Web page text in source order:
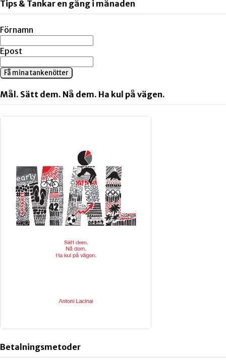
Tips & Tankar en gång i månaden
Förnamn
Epost
Få mina tankenötter
Mål. Sätt dem. Nå dem. Ha kul på vägen.
Betalningsmetoder